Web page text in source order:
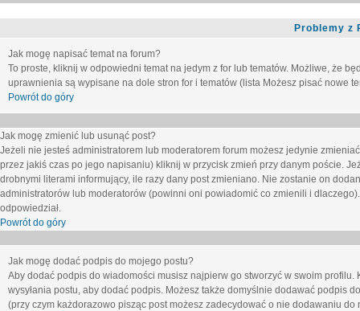
Problemy z
Jak mogę napisać temat na forum?
To proste, kliknij w odpowiedni temat na jedym z for lub tematów. Możliwe, że
uprawnienia są wypisane na dole stron for i tematów (lista Możesz pisać nowe
Powrót do góry
Jak mogę zmienić lub usunąć post?
Jeżeli nie jesteś administratorem lub moderatorem forum możesz jedynie
przez jakiś czas po jego napisaniu) kliknij w przycisk zmień przy danym poście.
drobnymi literami informujący, ile razy dany post zmieniano. Nie zostanie on
administratorów lub moderatorów (powinni oni powiadomić co zmienili i
odpowiedział.
Powrót do góry
Jak mogę dodać podpis do mojego postu?
Aby dodać podpis do wiadomości musisz najpierw go stworzyć w swoim
wysyłania postu, aby dodać podpis. Możesz także domyślnie dodawać podpis
(przy czym każdorazowo pisząc post możesz zadecydować o nie dodawaniu